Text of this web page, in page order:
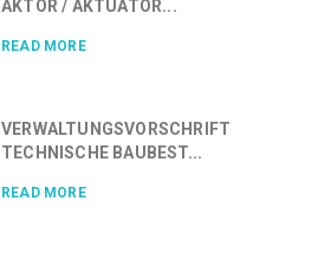
AKTOR / AKTUATOR...
READ MORE
VERWALTUNGSVORSCHRIFT
TECHNISCHE BAUBEST...
READ MORE